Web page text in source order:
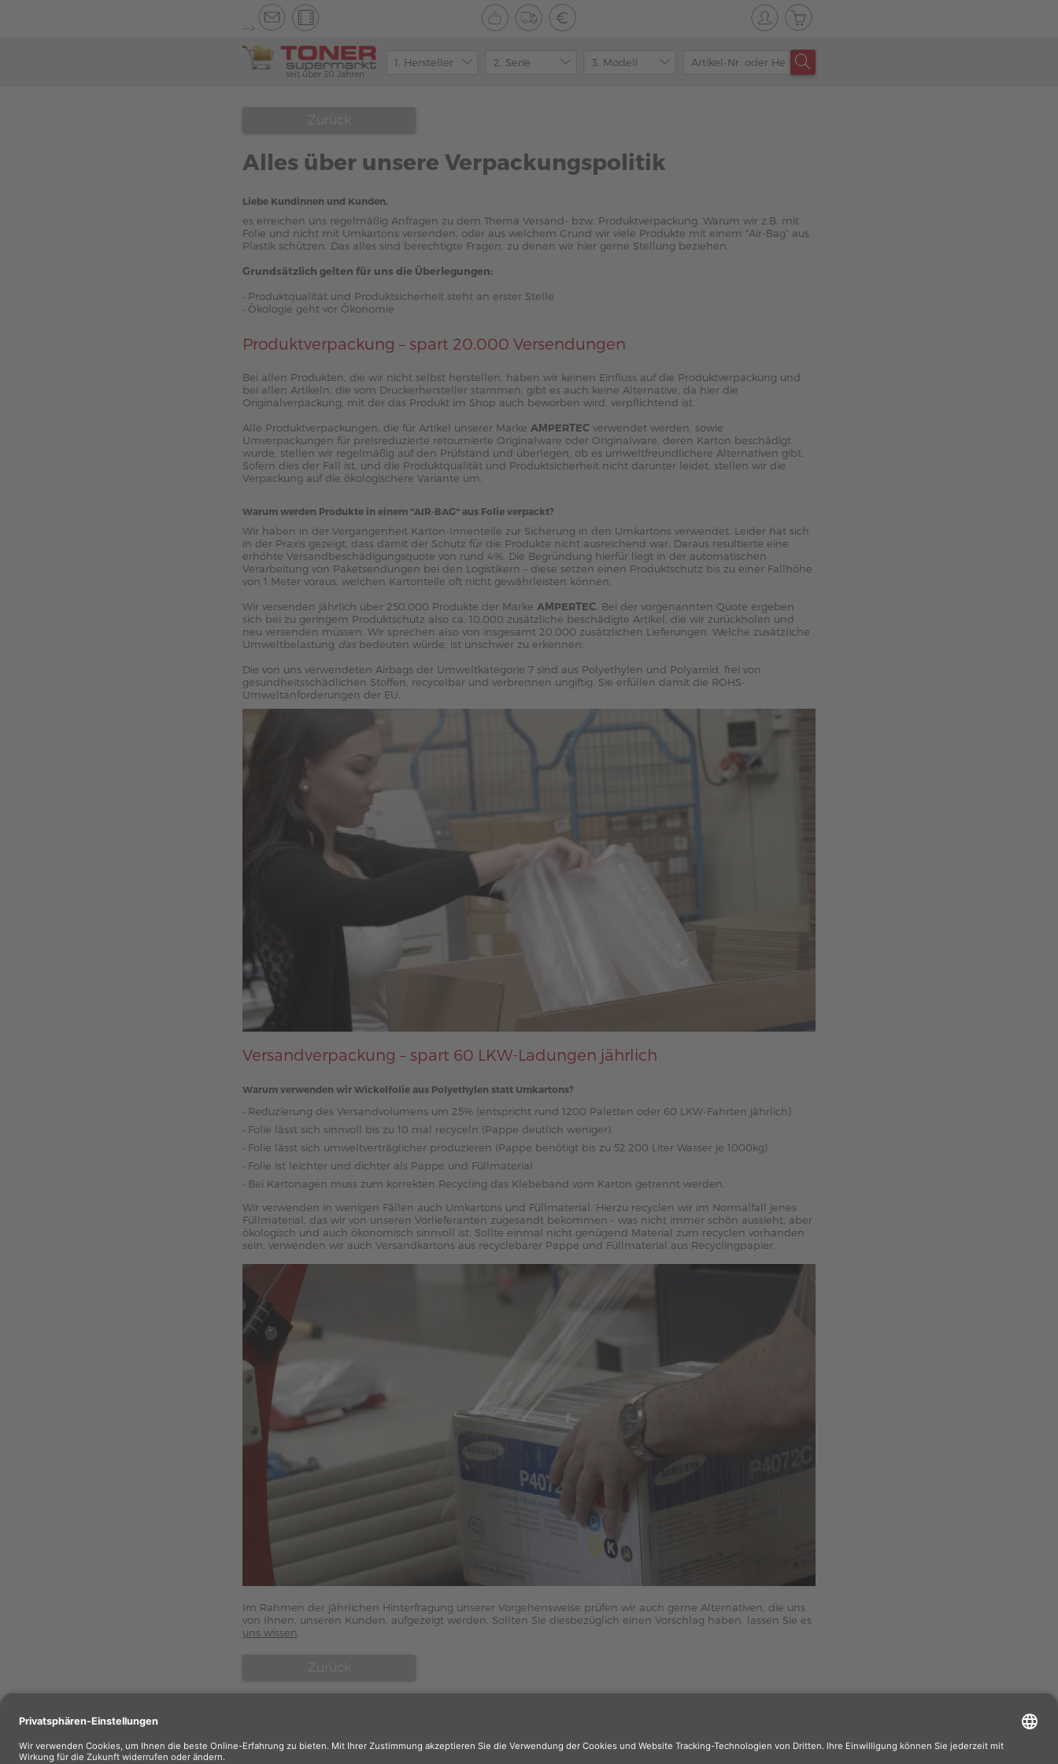
-->
seit über 30 Jahren
Alles über unsere Verpackungspolitik
Liebe Kundinnen und Kunden,
es erreichen uns regelmäßig Anfragen zu dem Thema Versand- bzw. Produktverpackung. Warum wir z.B. mit
Folie und nicht mit Umkartons versenden, oder aus welchem Grund wir viele Produkte mit einem "Air-Bag“ aus
Plastik schützen. Das alles sind berechtigte Fragen, zu denen wir hier gerne Stellung beziehen.
Grundsätzlich gelten für uns die Überlegungen:
• Produktqualität und Produktsicherheit steht an erster Stelle
• Ökologie geht vor Ökonomie
Produktverpackung – spart 20.000 Versendungen
Bei allen Produkten, die wir nicht selbst herstellen, haben wir keinen Einfluss auf die Produktverpackung und
bei allen Artikeln, die vom Druckerhersteller stammen, gibt es auch keine Alternative, da hier die
Originalverpackung, mit der das Produkt im Shop auch beworben wird, verpflichtend ist.
Alle Produktverpackungen, die für Artikel unserer Marke AMPERTEC verwendet werden, sowie
Umverpackungen für preisreduzierte retournierte Originalware oder Originalware, deren Karton beschädigt
wurde, stellen wir regelmäßig auf den Prüfstand und überlegen, ob es umweltfreundlichere Alternativen gibt.
Sofern dies der Fall ist, und die Produktqualität und Produktsicherheit nicht darunter leidet, stellen wir die
Verpackung auf die ökologischere Variante um.
Warum werden Produkte in einem "AIR-BAG" aus Folie verpackt?
Wir haben in der Vergangenheit Karton-Innenteile zur Sicherung in den Umkartons verwendet. Leider hat sich
in der Praxis gezeigt, dass damit der Schutz für die Produkte nicht ausreichend war. Daraus resultierte eine
erhöhte Versandbeschädigungsquote von rund 4%. Die Begründung hierfür liegt in der automatischen
Verarbeitung von Paketsendungen bei den Logistikern – diese setzen einen Produktschutz bis zu einer Fallhöhe
von 1 Meter voraus, welchen Kartonteile oft nicht gewährleisten können.
Wir versenden jährlich über 250.000 Produkte der Marke AMPERTEC . Bei der vorgenannten Quote ergeben
sich bei zu geringem Produktschutz also ca. 10.000 zusätzliche beschädigte Artikel, die wir zurückholen und
neu versenden müssen. Wir sprechen also von insgesamt 20.000 zusätzlichen Lieferungen. Welche zusätzliche
Umweltbelastung das bedeuten würde, ist unschwer zu erkennen.
Die von uns verwendeten Airbags der Umweltkategorie 7 sind aus Polyethylen und Polyamid, frei von
gesundheitsschädlichen Stoffen, recycelbar und verbrennen ungiftig. Sie erfüllen damit die ROHS-
Umweltanforderungen der EU.
Versandverpackung – spart 60 LKW-Ladungen jährlich
Warum verwenden wir Wickelfolie aus Polyethylen statt Umkartons?
• Reduzierung des Versandvolumens um 25% (entspricht rund 1200 Paletten oder 60 LKW-Fahrten jährlich)
• Folie lässt sich sinnvoll bis zu 10 mal recyceln (Pappe deutlich weniger)
• Folie lässt sich umweltverträglicher produzieren (Pappe benötigt bis zu 52.200 Liter Wasser je 1000kg)
• Folie ist leichter und dichter als Pappe und Füllmaterial
• Bei Kartonagen muss zum korrekten Recycling das Klebeband vom Karton getrennt werden.
Wir verwenden in wenigen Fällen auch Umkartons und Füllmaterial. Hierzu recyclen wir im Normalfall jenes
Füllmaterial, das wir von unseren Vorlieferanten zugesandt bekommen - was nicht immer schön aussieht, aber
ökologisch und auch ökonomisch sinnvoll ist. Sollte einmal nicht genügend Material zum recyclen vorhanden
sein, verwenden wir auch Versandkartons aus recyclebarer Pappe und Füllmaterial aus Recyclingpapier.
Im Rahmen der jährlichen Hinterfragung unserer Vorgehensweise prüfen wir auch gerne Alternativen, die uns
von Ihnen, unseren Kunden, aufgezeigt werden. Sollten Sie diesbezüglich einen Vorschlag haben, lassen Sie es
uns wissen
Wiederverkäufer: Das Angebot unseres Web-Shops richtet sich nicht an Wiederverkäufer. Wenn Sie